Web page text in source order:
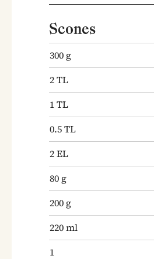
Scones
300 g
2TL
1TL
0.5TL
2EL
80 g
200 g
220ml
1